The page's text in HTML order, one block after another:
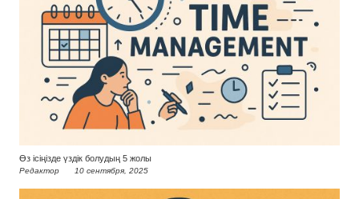
Өз ісіңізде үздік болудың 5 жолы
Редактор 10 сентября, 2025